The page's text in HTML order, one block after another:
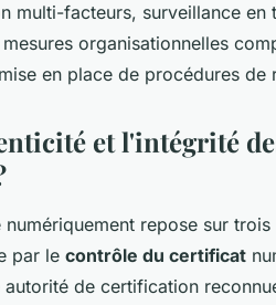
multi-facteurs, surveillance en
organisationnelles
en place de procédures de
et l'intégrité
repose sur
par le contrôle du certificat
de certification